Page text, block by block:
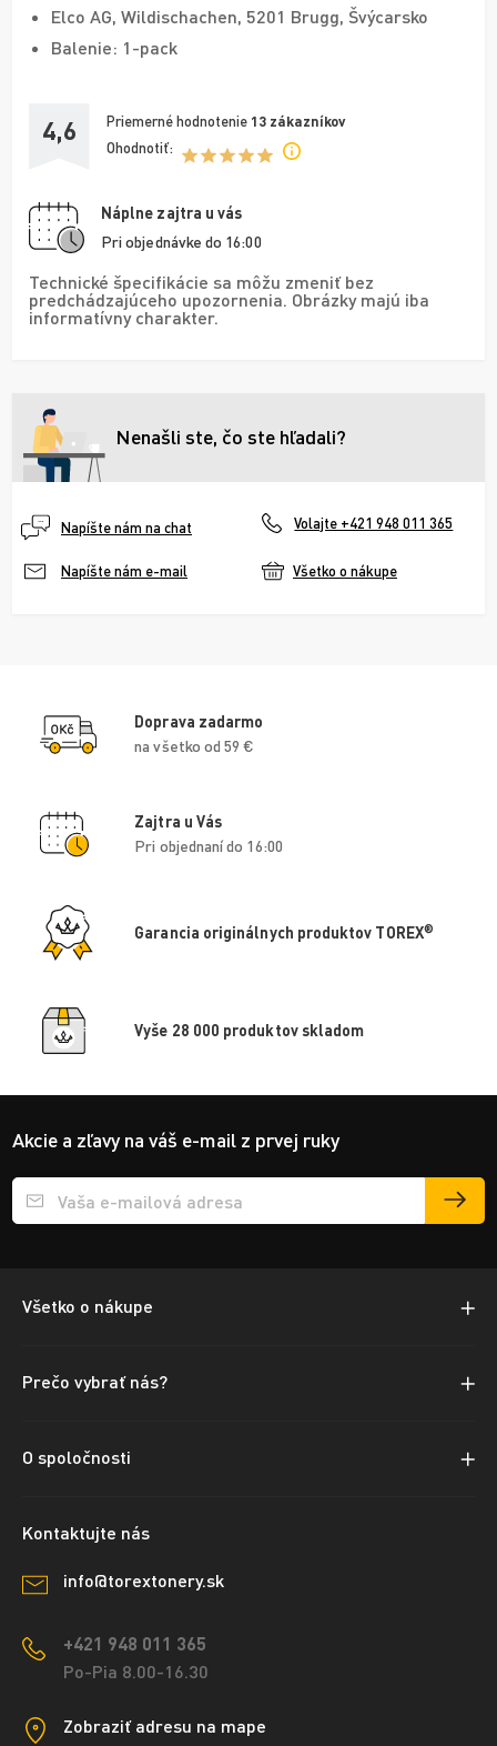
Elco AG, Wildischachen, 5201 Brugg, Švýcarsko
Balenie: 1-pack
4,6 Priemerné hodnotenie 13 zákazníkov
Ohodnotiť:
Náplne zajtra u vás
Pri objednávke do 16:00
Technické špecifikácie sa môžu zmeniť bez
predchádzajúceho upozornenia. Obrázky majú iba
informatívny charakter.
Nenašli ste, čo ste hľadali?
Napíšte nám na chat Volajte +421 948 011 365
Napíšte nám e-mail Všetko o nákupe
Doprava zadarmo
na všetko od 59 €
Zajtra u Vás
Pri objednaní do 16:00
Garancia originálnych produktov TOREX®
Vyše 28 000 produktov skladom
Akcie a zľavy na váš e-mail z prvej ruky
Přihlášení e-mailu k odběru
Všetko o nákupe
Prečo vybrať nás?
O spoločnosti
Kontaktujte nás
info@torextonery.sk
+421 948 011 365
Po-Pia 8.00-16.30
Zobraziť adresu na mape